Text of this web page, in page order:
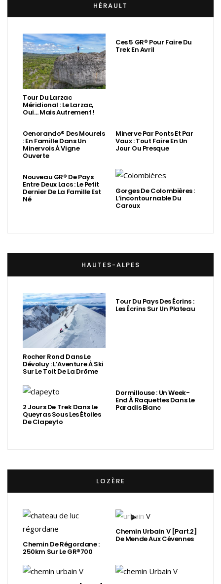
HÉRAULT
Tour Du Larzac
Méridional : Le Larzac,
Oui… Mais Autrement !
Ces 5 GR® Pour Faire Du
Trek En Avril
Oenorando® Des Mourels
: En Famille Dans Un
Minervois À Vigne
Ouverte
Minerve Par Ponts Et Par
Vaux : Tout Faire En Un
Jour Ou Presque
Nouveau GR® De Pays
Entre Deux Lacs : Le Petit
Dernier De La Famille Est
Né
Gorges De Colombières :
L’incontournable Du
Caroux
HAUTES-ALPES
Rocher Rond Dans Le
Dévoluy : L’Aventure À Ski
Sur Le Toit De La Drôme
Tour Du Pays Des Écrins :
Les Écrins Sur Un Plateau
2 Jours De Trek Dans Le
Queyras Sous Les Étoiles
De Clapeyto
Dormillouse : Un Week-
End À Raquettes Dans Le
Paradis Blanc
LOZÈRE
Chemin De Régordane :
250km Sur Le GR®700
Chemin Urbain V [Part.2]
De Mende Aux Cévennes